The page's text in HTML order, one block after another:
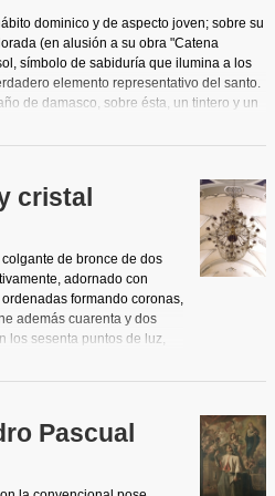
dominico y de aspecto joven; sobre su
(en alusión a su obra "Catena
símbolo de sabiduría que ilumina a los
elemento representativo del santo.
de damasco, sobre ésta, un tintero y un
por el Espíritu Santo que en forma
en la pintura un sillón y a sus pies mitra y
dignidad episcopal a la que renunció y
el libro, el tintero y la paloma, de la
arquitecturas clasicistas y cortinajes.
cristal
de bronce de dos
adornado con
formando coronas,
además cuarenta y dos
los sesenta puntos de luz,
Pascual